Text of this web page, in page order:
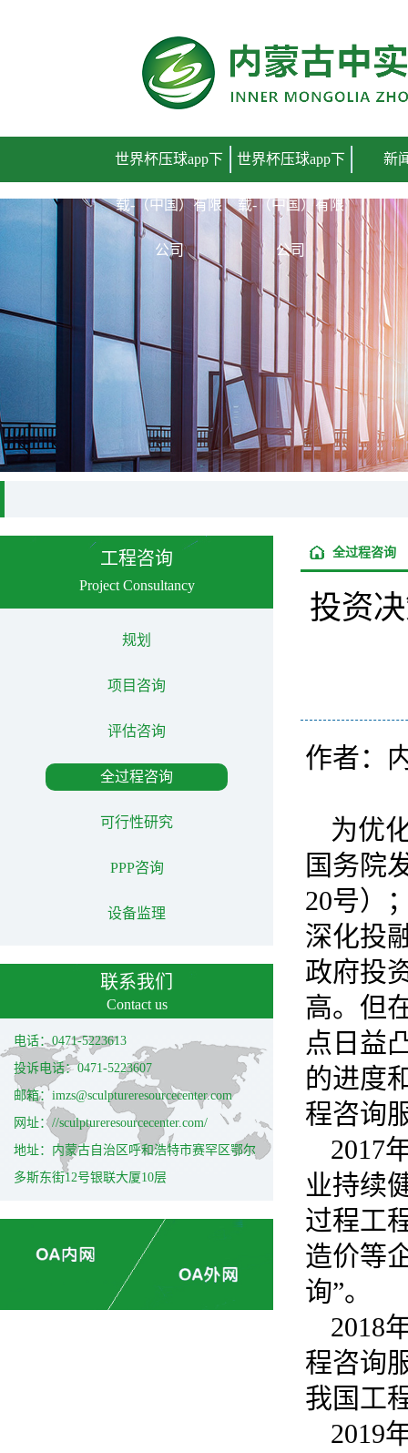
世界杯压球app下
载-（中国）有限
公司
世界杯压球app下
载-（中国）有限
公司
新
工程咨询
Project Consultancy
规划
项目咨询
评估咨询
全过程咨询
可行性研究
PPP咨询
设备监理
联系我们
Contact us
电话：0471-5223613
投诉电话：0471-5223607
邮箱：imzs@sculptureresourcecenter.com
网址：//sculptureresourcecenter.com/
地址：内蒙古自治区呼和浩特市赛罕区鄂尔
多斯东街12号银联大厦10层
全过程咨询
投资
作者：
为优
国务院
20号）
深化投
政府投
高。 但
点日益
的进度
程咨询
2017
业持续
过程工
造价等
询”。
2018
程咨询
我国工
2019